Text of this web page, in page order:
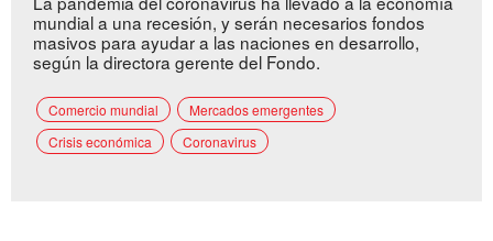
mundial a una recesión, y serán necesarios fondos
masivos para ayudar a las naciones en desarrollo,
según la directora gerente del Fondo.
Comercio mundial
Mercados emergentes
Crisis económica
Coronavirus